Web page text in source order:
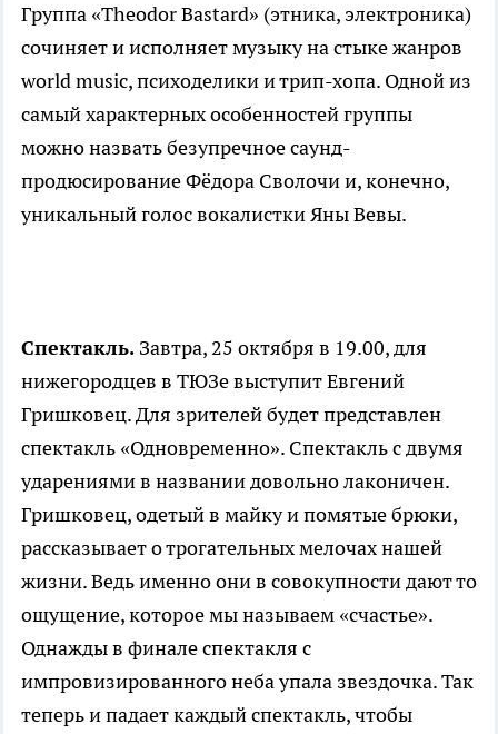
Группа «Theodor Bastard» (этника, электроника)
сочиняет и исполняет музыку на стыке жанров
world music, психоделики и трип-хопа. Одной из
самый характерных особенностей группы
можно назвать безупречное саунд-
продюсирование Фёдора Сволочи и, конечно,
уникальный голос вокалистки Яны Вевы.
Спектакль. Завтра, 25 октября в 19.00, для
нижегородцев в ТЮЗе выступит Евгений
Гришковец. Для зрителей будет представлен
спектакль «Одновременно». Спектакль с двумя
ударениями в названии довольно лаконичен.
Гришковец, одетый в майку и помятые брюки,
рассказывает о трогательных мелочах нашей
жизни. Ведь именно они в совокупности дают то
ощущение, которое мы называем «счастье».
Однажды в финале спектакля с
импровизированного неба упала звездочка. Так
теперь и падает каждый спектакль, чтобы